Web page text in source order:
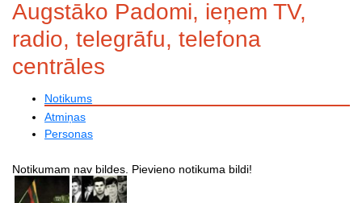
Augstāko Padomi, ieņem TV,
radio, telegrāfu, telefona
centrāles
Notikums
Atmiņas
Personas
Notikumam nav bildes. Pievieno notikuma bildi!